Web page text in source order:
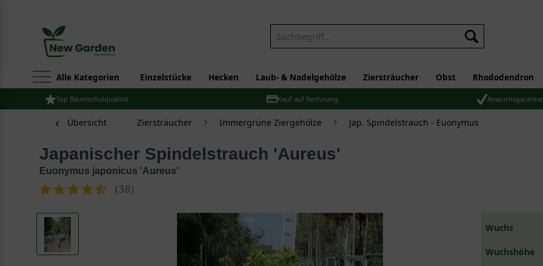
Alle Kategorien Einzelstücke Hecken Laub- & Nadelgehölze Ziersträucher Obst Rhododendron
Top Baumschulqualität Kauf auf Rechnung Anwuchsgarantie
Übersicht Ziersträucher Immergrüne Ziergehölze Jap. Spindelstrauch - Euonymus
Japanischer Spindelstrauch 'Aureus'
Euonymus japonicus 'Aureus'
(38)
Wuchs
Wuchshöhe